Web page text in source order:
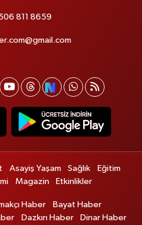
811 8659
Asayiş Yaşam Sağlık
Eğitim
Magazin Etkinlikler
Haber
Bayat Haber
Dazkırı Haber Dinar Haber